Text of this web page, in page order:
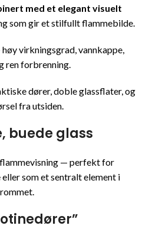
med et elegant visuelt
som gir et stilfullt flammebilde.
høy virkningsgrad, vannkappe,
ren forbrenning.
dører, doble glassflater, og
fra utsiden.
buede glass
— perfekt for
som et sentralt element i
rommet.